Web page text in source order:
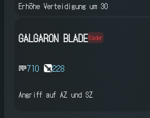
Erhöhe Verteidigung um 30
GALGARON BLADEKader
710 228
Angriff auf AZ und SZ